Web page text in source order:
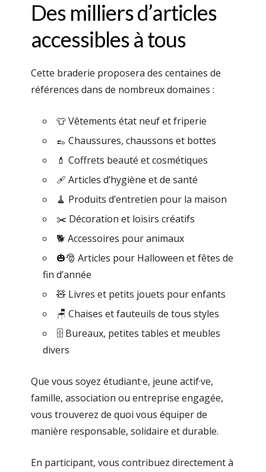
Des milliers d’articles
accessibles à tous
Cette braderie proposera des centaines de
références dans de nombreux domaines :
👕 Vêtements état neuf et friperie
👞 Chaussures, chaussons et bottes
💄 Coffrets beauté et cosmétiques
🩹 Articles d’hygiène et de santé
🧹 Produits d’entretien pour la maison
✂️ Décoration et loisirs créatifs
🐕 Accessoires pour animaux
🎃🎅 Articles pour Halloween et fêtes de
fin d’année
🧸 Livres et petits jouets pour enfants
🪑 Chaises et fauteuils de tous styles
🗄️ Bureaux, petites tables et meubles
divers
Que vous soyez étudiant·e, jeune actif·ve,
famille, association ou entreprise engagée,
vous trouverez de quoi vous équiper de
manière responsable, solidaire et durable.
En participant, vous contribuez directement à